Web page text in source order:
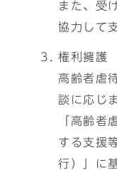
また、受
協力して
権利擁護
高齢者虐
談に応じ
「高齢者
する支援
行）」に